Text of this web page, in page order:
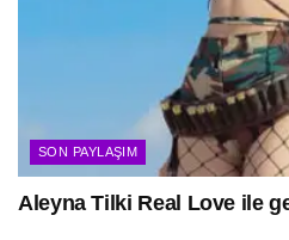
SON PAYLAŞIM
Aleyna Tilki Real Love ile